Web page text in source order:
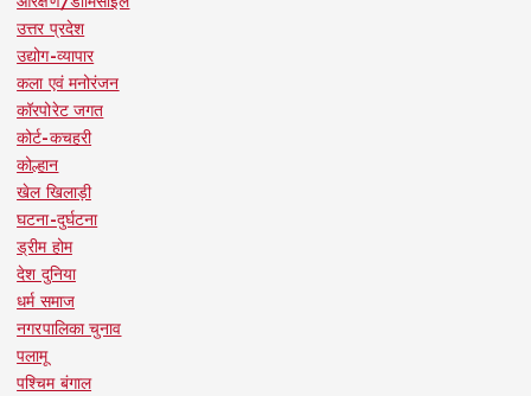
उत्तर प्रदेश
उद्योग-व्यापार
कला एवं मनोरंजन
कॉरपोरेट जगत
कोर्ट-कचहरी
कोल्हान
खेल खिलाड़ी
घटना-दुर्घटना
ड्रीम होम
देश दुनिया
धर्म समाज
नगरपालिका चुनाव
पलामू
पश्चिम बंगाल